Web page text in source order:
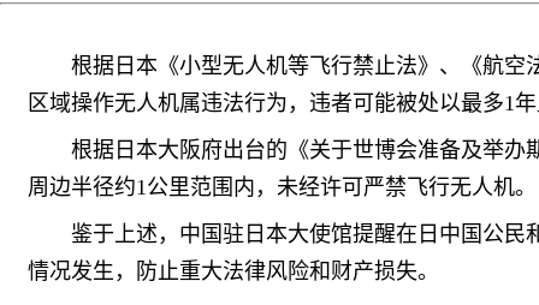
根据日本《小型无人机等飞行禁止法》、《航
区域操作无人机属违法行为，违者可能被处以最多1
根据日本大阪府出台的《关于世博会准备及举办
周边半径约1公里范围内，未经许可严禁飞行无人机。
鉴于上述，中国驻日本大使馆提醒在日中国公
情况发生，防止重大法律风险和财产损失。